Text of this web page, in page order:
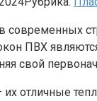
современных
ПВХ являются
свой
их отличные